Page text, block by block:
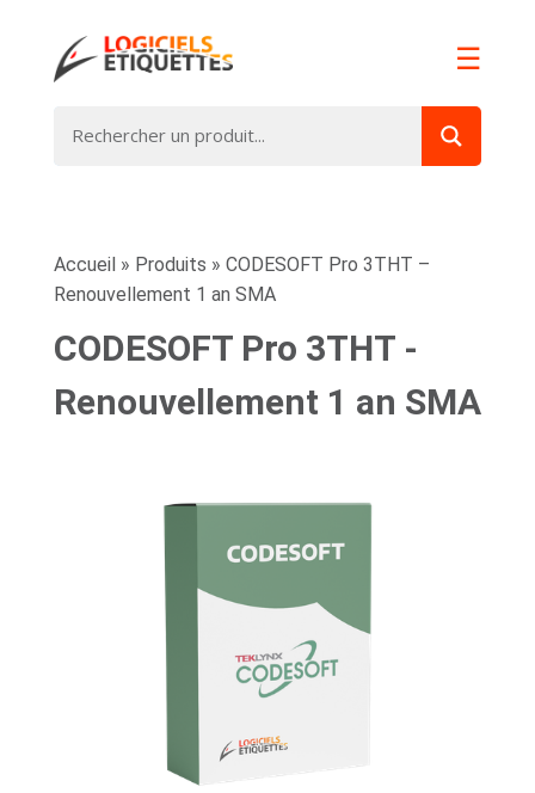
☰
Accueil » Produits » CODESOFT Pro 3THT –
Renouvellement 1 an SMA
CODESOFT Pro 3THT -
Renouvellement 1 an SMA